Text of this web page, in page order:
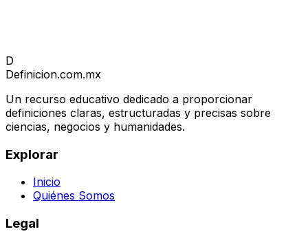
D
Definicion.com.mx
Un recurso educativo dedicado a proporcionar
definiciones claras, estructuradas y precisas sobre
ciencias, negocios y humanidades.
Explorar
Inicio
Quiénes Somos
Legal